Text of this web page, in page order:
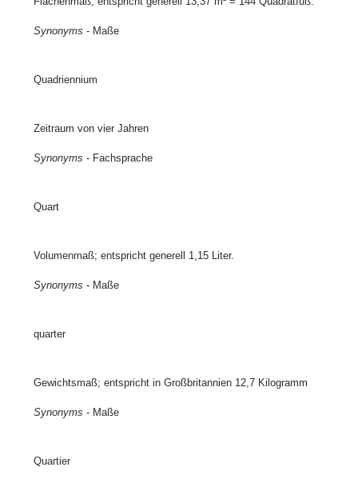
Synonyms - Maße
Quadriennium
Zeitraum von vier Jahren
Synonyms - Fachsprache
Quart
Volumenmaß; entspricht generell 1,15 Liter.
Synonyms - Maße
quarter
Gewichtsmaß; entspricht in Großbritannien 12,7 Kilogramm
Synonyms - Maße
Quartier